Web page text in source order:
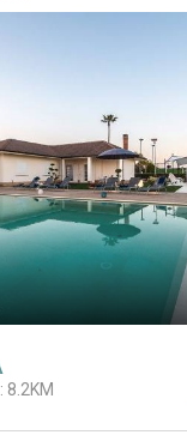
8.2KM